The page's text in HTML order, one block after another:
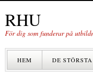
RHU
För dig som funderar på
HEM DE